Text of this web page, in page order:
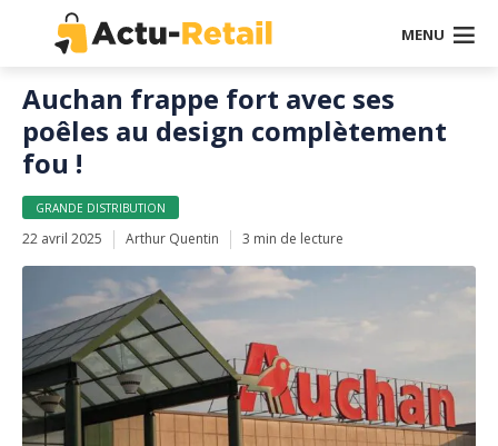
MENU
Auchan frappe fort avec ses
poêles au design complètement
fou !
GRANDE DISTRIBUTION
22 avril 2025 Arthur Quentin 3 min de lecture